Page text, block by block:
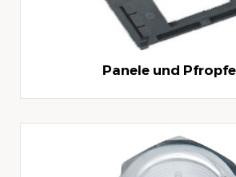
Panele und